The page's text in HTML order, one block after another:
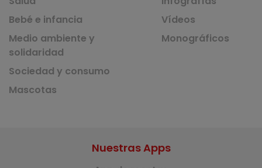
Bebé e infancia
Medio ambiente y
solidaridad
Sociedad y consumo
Mascotas
Vídeos
Monográficos
Nuestras Apps